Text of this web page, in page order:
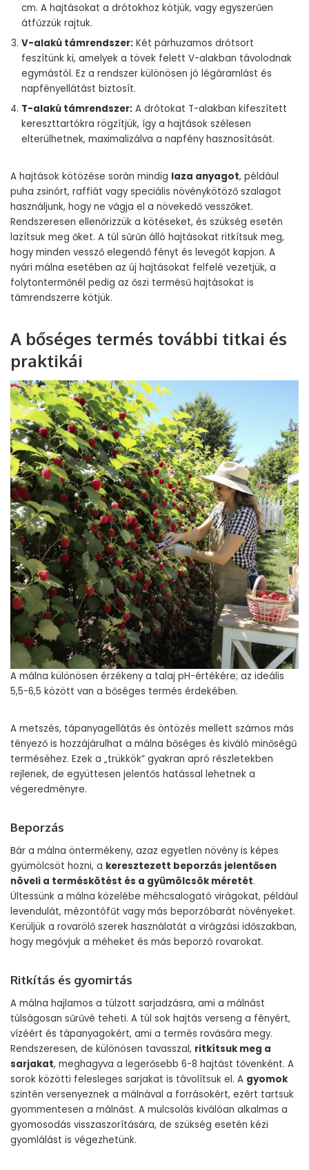
cm. A hajtásokat a drótokhoz kötjük, vagy egyszerűen
átfűzzük rajtuk.
V-alakú támrendszer: Két párhuzamos drótsort
feszítünk ki, amelyek a tövek felett V-alakban távolodnak
egymástól. Ez a rendszer különösen jó légáramlást és
napfényellátást biztosít.
T-alakú támrendszer: A drótokat T-alakban kifeszített
kereszttartókra rögzítjük, így a hajtások szélesen
elterülhetnek, maximalizálva a napfény hasznosítását.
A hajtások kötözése során mindig laza anyagot, például
puha zsinórt, raffiát vagy speciális növénykötöző szalagot
használjunk, hogy ne vágja el a növekedő vesszőket.
Rendszeresen ellenőrizzük a kötéseket, és szükség esetén
lazítsuk meg őket. A túl sűrűn álló hajtásokat ritkítsuk meg,
hogy minden vessző elegendő fényt és levegőt kapjon. A
nyári málna esetében az új hajtásokat felfelé vezetjük, a
folytontermőnél pedig az őszi termésű hajtásokat is
támrendszerre kötjük.
A bőséges termés további titkai és
praktikái
A málna különösen érzékeny a talaj pH-értékére; az ideális
5,5-6,5 között van a bőséges termés érdekében.
A metszés, tápanyagellátás és öntözés mellett számos más
tényező is hozzájárulhat a málna bőséges és kiváló minőségű
terméséhez. Ezek a „trükkök” gyakran apró részletekben
rejlenek, de együttesen jelentős hatással lehetnek a
végeredményre.
Beporzás
Bár a málna öntermékeny, azaz egyetlen növény is képes
gyümölcsöt hozni, a keresztezett beporzás jelentősen
növeli a terméskötést és a gyümölcsök méretét.
Ültessünk a málna közelébe méhcsalogató virágokat, például
levendulát, mézontófűt vagy más beporzóbarát növényeket.
Kerüljük a rovarölő szerek használatát a virágzási időszakban,
hogy megóvjuk a méheket és más beporzó rovarokat.
Ritkítás és gyomirtás
A málna hajlamos a túlzott sarjadzásra, ami a málnást
túlságosan sűrűvé teheti. A túl sok hajtás verseng a fényért,
vízéért és tápanyagokért, ami a termés rovására megy.
Rendszeresen, de különösen tavasszal, ritkítsuk meg a
sarjakat, meghagyva a legerősebb 6-8 hajtást tővenként. A
sorok közötti felesleges sarjakat is távolítsuk el. A gyomok
szintén versenyeznek a málnával a forrásokért, ezért tartsuk
gyommentesen a málnást. A mulcsolás kiválóan alkalmas a
gyomosodás visszaszorítására, de szükség esetén kézi
gyomlálást is végezhetünk.